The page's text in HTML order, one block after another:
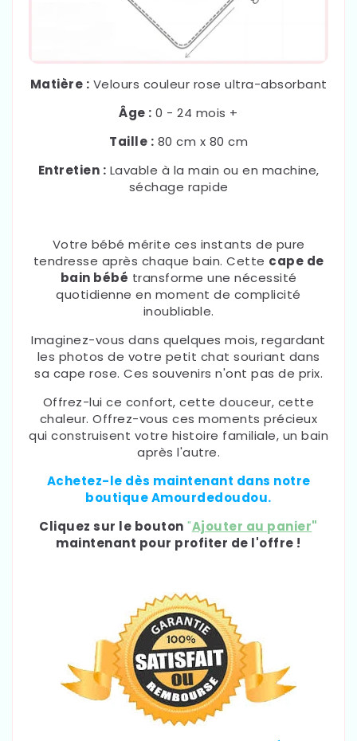
Matière : Velours couleur rose ultra-absorbant
Âge : 0 - 24 mois +
Taille : 80 cm x 80 cm
Entretien : Lavable à la main ou en machine,
séchage rapide
Votre bébé mérite ces instants de pure
tendresse après chaque bain. Cette cape de
bain bébé transforme une nécessité
quotidienne en moment de complicité
inoubliable.
Imaginez-vous dans quelques mois, regardant
les photos de votre petit chat souriant dans
sa cape rose. Ces souvenirs n'ont pas de prix.
Offrez-lui ce confort, cette douceur, cette
chaleur. Offrez-vous ces moments précieux
qui construisent votre histoire familiale, un bain
après l'autre.
Achetez-le dès maintenant dans notre
boutique Amourdedoudou.
Cliquez sur le bouton "Ajouter au panier"
maintenant pour profiter de l'offre !